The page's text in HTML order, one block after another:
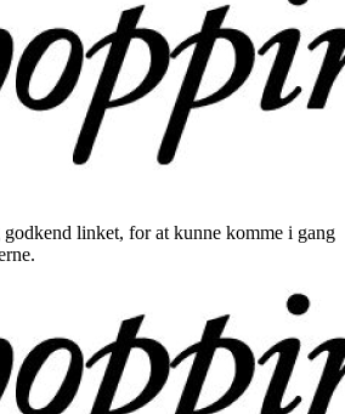
linket, for at kunne komme i gang